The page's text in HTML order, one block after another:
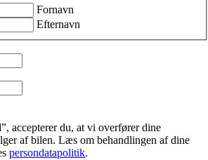
Fornavn
Efternavn
accepterer du, at vi overfører dine
af bilen. Læs om behandlingen af dine
persondatapolitik.